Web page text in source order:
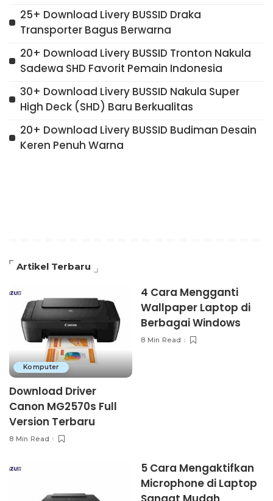
25+ Download Livery BUSSID Draka
Transporter Bagus Berwarna
20+ Download Livery BUSSID Tronton Nakula
Sadewa SHD Favorit Pemain Indonesia
30+ Download Livery BUSSID Nakula Super
High Deck (SHD) Baru Berkualitas
20+ Download Livery BUSSID Budiman Desain
Keren Penuh Warna
Artikel Terbaru
Komputer
Download Driver
Canon MG2570s Full
Version Terbaru
8 Min Read
4 Cara Mengganti
Wallpaper Laptop di
Berbagai Windows
8 Min Read
5 Cara Mengaktifkan
Microphone di Laptop